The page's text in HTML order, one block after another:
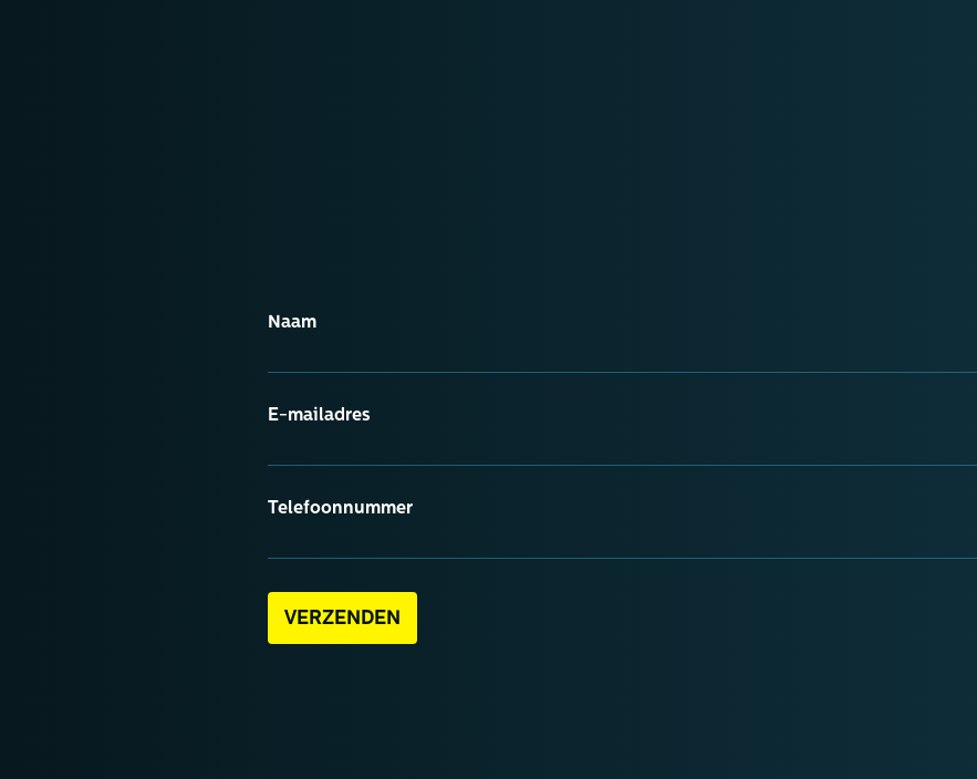
Naam
E-mailadres
Telefoonnummer